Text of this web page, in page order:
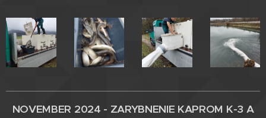
NOVEMBER 2024 - ZARYBNENIE KAPROM K-3 A